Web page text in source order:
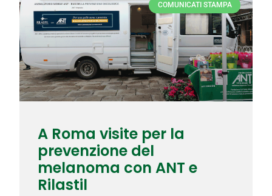
COMUNICATI STAMPA
A Roma visite per la
prevenzione del
melanoma con ANT e
Rilastil